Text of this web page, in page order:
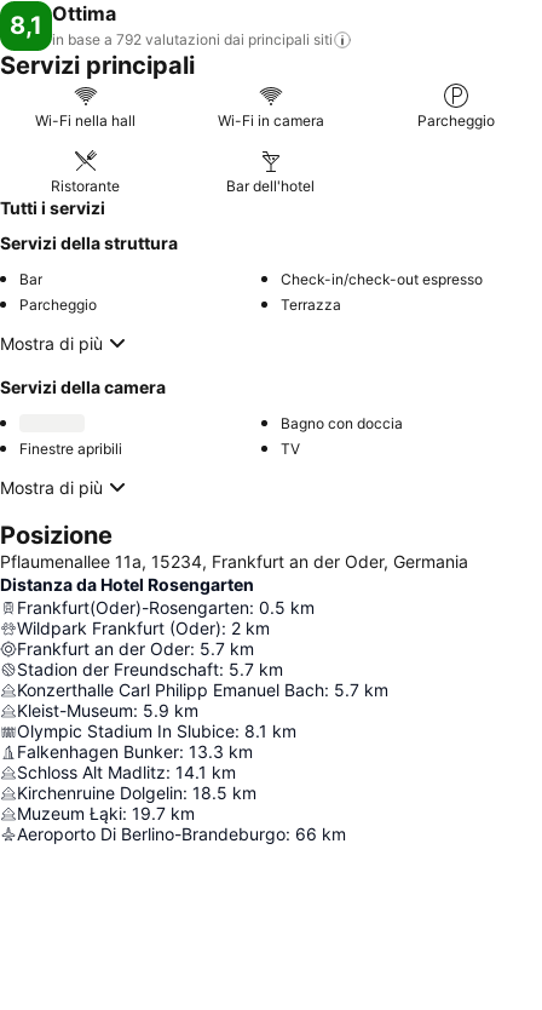
8,1 Ottima
in base a 792 valutazioni dai principali siti
Servizi principali
Wi-Fi nella hall Wi-Fi in camera Parcheggio
Ristorante Bar dell'hotel
Tutti i servizi
Servizi della struttura
Bar
Check-in/check-out espresso
Parcheggio
Terrazza
Mostra di più
Servizi della camera
Bagno con doccia
Finestre apribili
TV
Mostra di più
Posizione
Pflaumenallee 11a, 15234, Frankfurt an der Oder, Germania
Distanza da Hotel Rosengarten
Frankfurt(Oder)-Rosengarten: 0.5 km
Wildpark Frankfurt (Oder): 2 km
Frankfurt an der Oder: 5.7 km
Stadion der Freundschaft: 5.7 km
Konzerthalle Carl Philipp Emanuel Bach: 5.7 km
Kleist-Museum: 5.9 km
Olympic Stadium In Slubice: 8.1 km
Falkenhagen Bunker: 13.3 km
Schloss Alt Madlitz: 14.1 km
Kirchenruine Dolgelin: 18.5 km
Muzeum Łąki: 19.7 km
Aeroporto Di Berlino-Brandeburgo: 66 km